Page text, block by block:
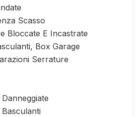
Scasso
Bloccate E Incastrate
Box Garage
Serrature